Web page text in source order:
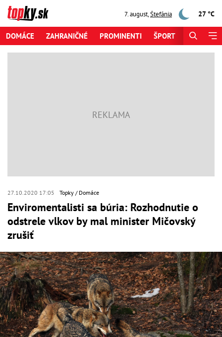
7. august,Štefánia 27 °C
DOMÁCE ZAHRANIČNÉ PROMINENTI ŠPORT
27.10.2020 17:05 Topky Domáce
Enviromentalisti sa búria: Rozhodnutie o
odstrele vlkov by mal minister Mičovský
zrušiť